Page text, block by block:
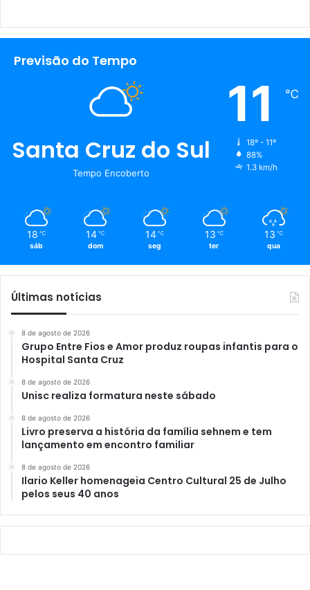
Previsão do Tempo
Santa Cruz do Sul
Tempo Encoberto
11 ℃
18º - 11º
88%
1.3 km/h
18 ℃
sáb
14 ℃
dom
14 ℃
seg
13 ℃
ter
13 ℃
qua
Últimas notícias
8 de agosto de 2026
Grupo Entre Fios e Amor produz roupas infantis para o
Hospital Santa Cruz
8 de agosto de 2026
Unisc realiza formatura neste sábado
8 de agosto de 2026
Livro preserva a história da família sehnem e tem
lançamento em encontro familiar
8 de agosto de 2026
Ilario Keller homenageia Centro Cultural 25 de Julho
pelos seus 40 anos